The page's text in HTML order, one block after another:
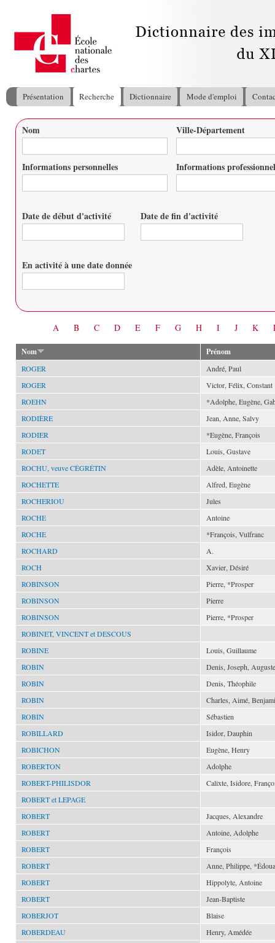
Menu principal
Présentation Recherche Dictionnaire Mode d'emploi
Vous êtes ici
Nom Ville-Département
Informations personnelles Informations
Date de début d'activité Date de fin d'activité
En activité à une date donnée
A B C D E F G H I J K
Nom Prénom
ROGER
André, Paul
ROGER
Victor, Félix, Constant
ROEHN
*Adolphe, Eugène,
RODIÈRE
Jean, Anne, Salvy
RODIER
*Eugène, François
RODET
Louis, Gustave
ROCHU, veuve CÉGRÉTIN
Adèle, Antoinette
ROCHETTE
Alfred, Eugène
ROCHERIOU
Jules
ROCHE
Antoine
ROCHE
*François, Vulfranc
ROCHARD
A.
ROCH
Xavier, Désiré
ROBINSON
Pierre, *Prosper
ROBINSON
Pierre
ROBINSON
Pierre, *Prosper
ROBINET, VINCENT et DESCOUS
ROBINE
Louis, Guillaume
ROBIN
Denis, Joseph, Auguste
ROBIN
Denis, Théophile
ROBIN
Charles, Aimé,
ROBIN
Sébastien
ROBILLARD
Isidor, Dauphin
ROBICHON
Eugène, Henry
ROBERTON
Adolphe
ROBERT-PHILISDOR
Calixte, Isidore,
ROBERT et LEPAGE
ROBERT
Jacques, Alexandre
ROBERT
Antoine, Adolphe
ROBERT
François
ROBERT
Anne, Philippe,
ROBERT
Hippolyte, Antoine
ROBERT
Jean-Baptiste
ROBERJOT
Blaise
ROBERDEAU
Henry, Amédée